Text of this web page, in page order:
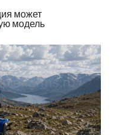
может
модель